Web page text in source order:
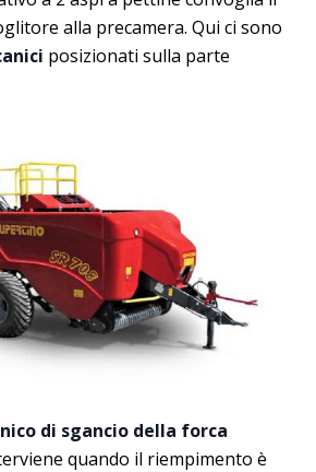
alla precamera. Qui ci sono
posizionati sulla parte
di sgancio della forca
quando il riempimento è